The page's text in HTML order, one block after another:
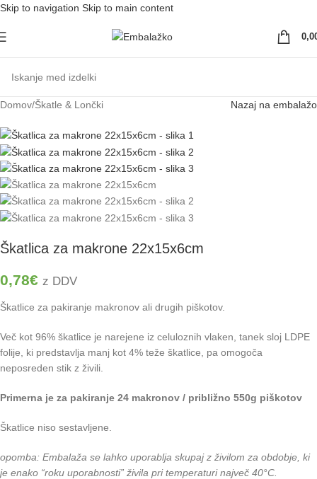
Skip to navigation Skip to main content
Majhno darilo za ustvarjalce: 5% popust na vse s kodo
EMBALAZKO5
Domov/Škatle & Lončki Nazaj na embalažo
Škatlica za makrone 22x15x6cm
0,78€ z DDV
Škatlice za pakiranje makronov ali drugih piškotov.
Več kot 96% škatlice je narejene iz celuloznih vlaken, tanek sloj LDPE
folije, ki predstavlja manj kot 4% teže škatlice, pa omogoča
neposreden stik z živili.
Primerna je za pakiranje 24 makronov / približno 550g piškotov
Škatlice niso sestavljene.
opomba: Embalaža se lahko uporablja skupaj z živilom za obdobje, ki
je enako “roku uporabnosti” živila pri temperaturi največ 40°C.